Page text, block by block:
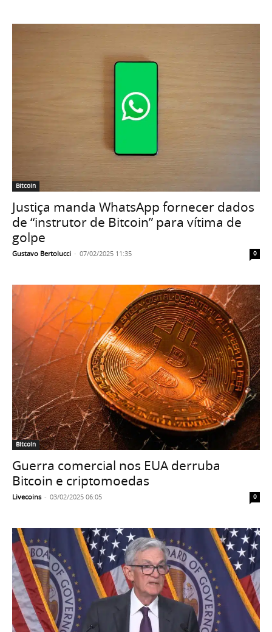
Bitcoin
Justiça manda WhatsApp fornecer dados
de “instrutor de Bitcoin” para vítima de
golpe
Gustavo Bertolucci - 07/02/2025 11:35 0
Bitcoin
Guerra comercial nos EUA derruba
Bitcoin e criptomoedas
Livecoins - 03/02/2025 06:05 0